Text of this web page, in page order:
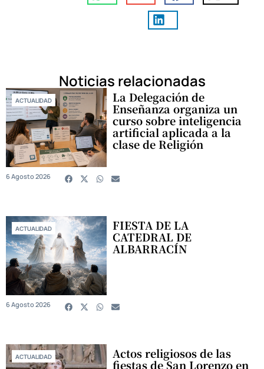
Noticias relacionadas
ACTUALIDAD La Delegación de
Enseñanza organiza un
curso sobre inteligencia
artificial aplicada a la
clase de Religión
6 Agosto 2026
ACTUALIDAD FIESTA DE LA
CATEDRAL DE
ALBARRACÍN
6 Agosto 2026
ACTUALIDAD Actos religiosos de las
fiestas de San Lorenzo en